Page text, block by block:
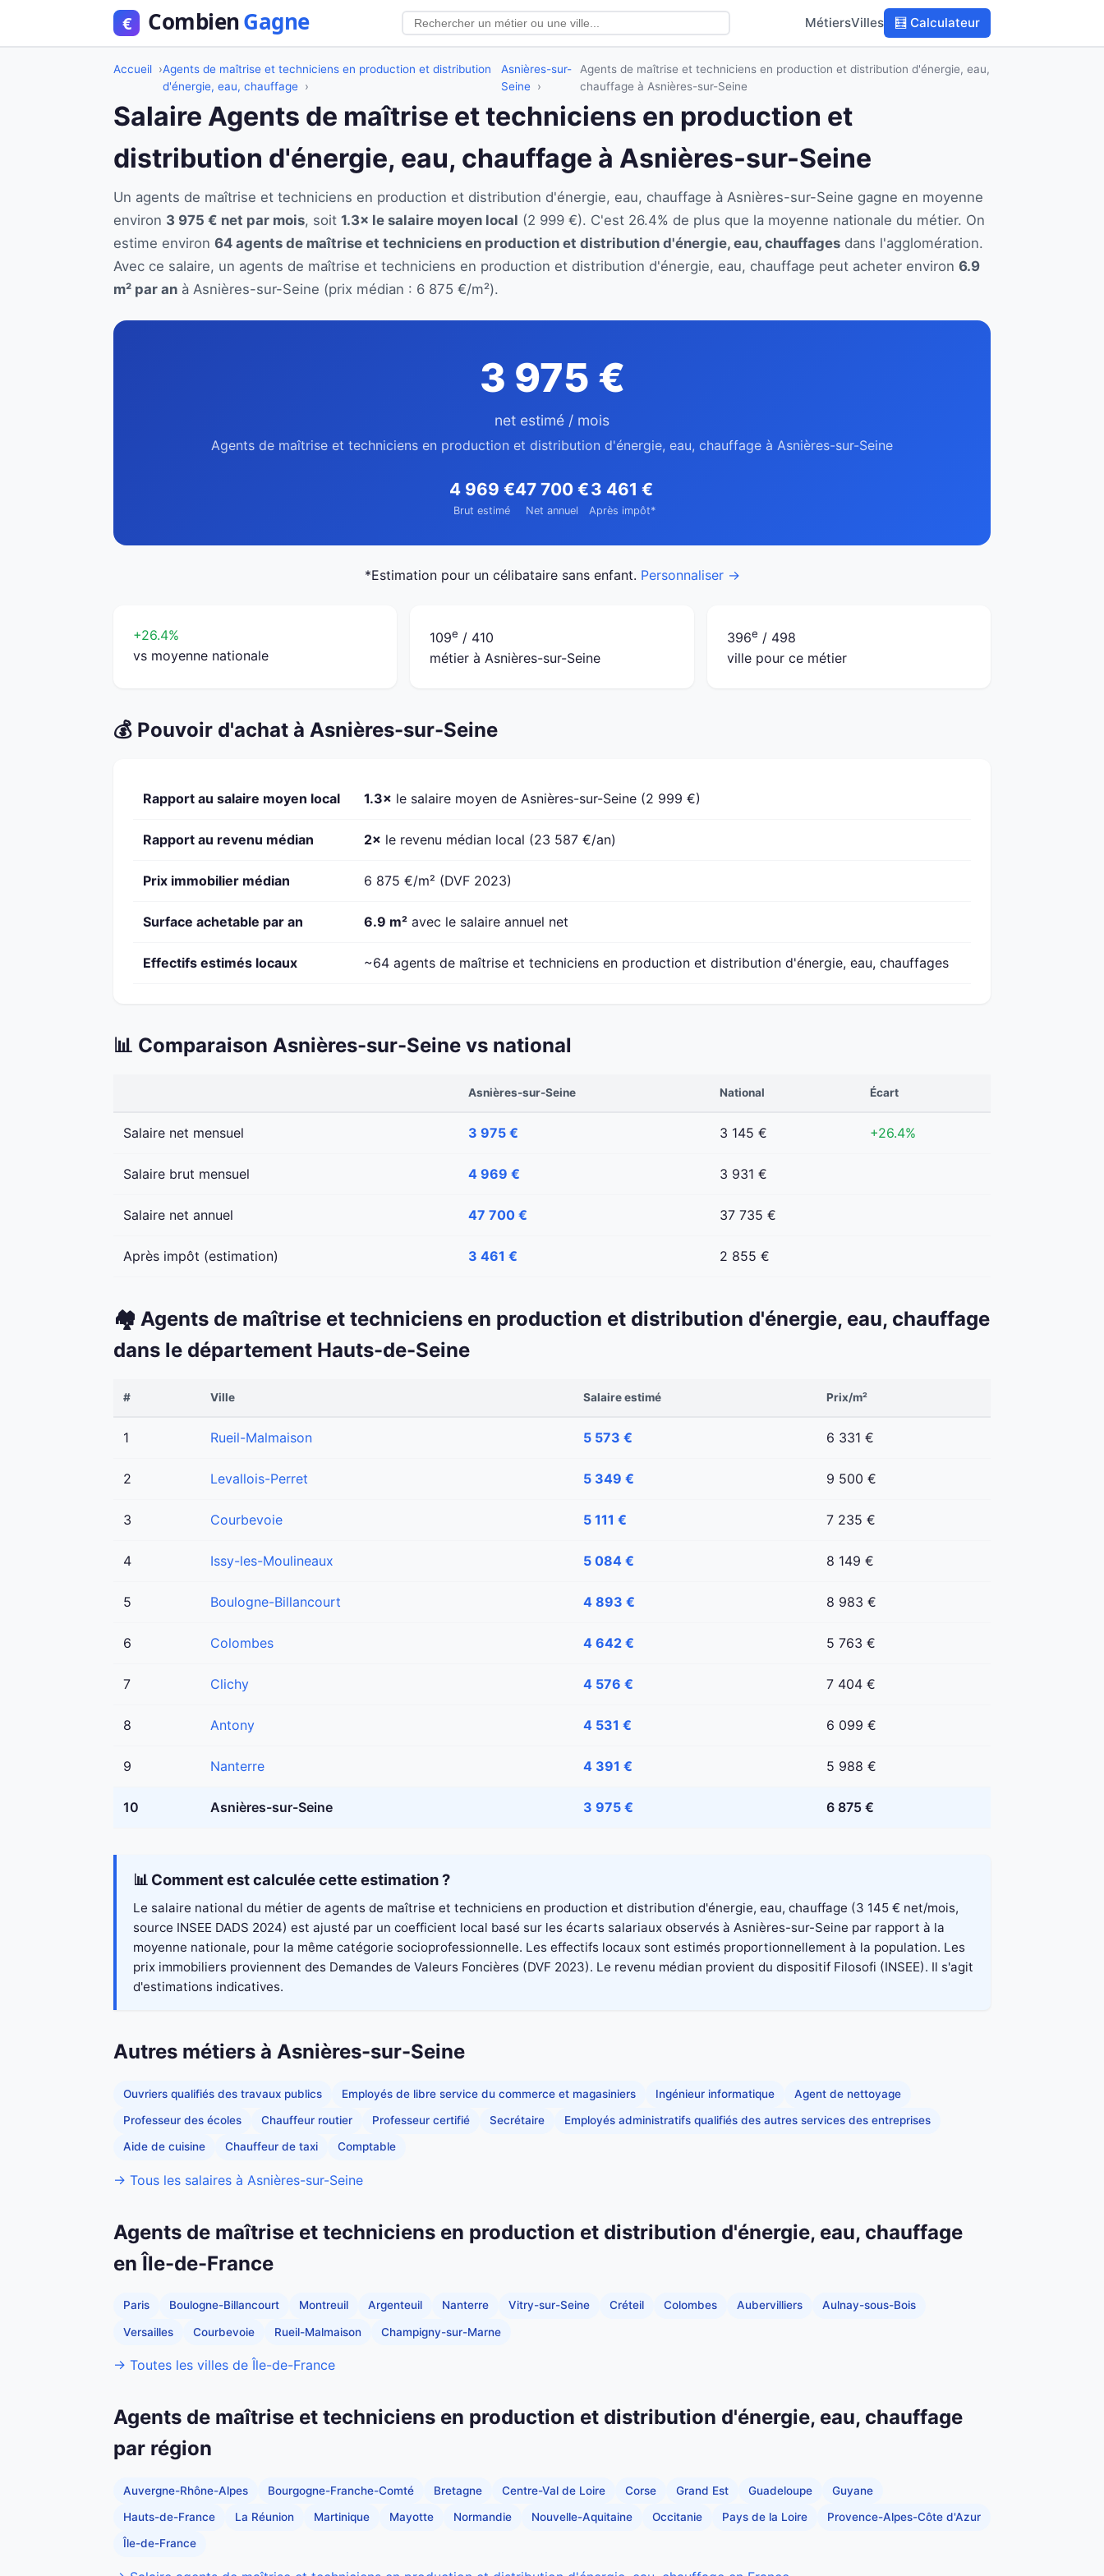
MétiersVilles 🧮 Calculateur
Accueil
Agents de maîtrise et techniciens en production et distribution
d'énergie, eau, chauffage
Asnières-sur-
Seine
Agents de maîtrise et techniciens en production et distribution d'énergie, eau,
chauffage à Asnières-sur-Seine
Salaire Agents de maîtrise et techniciens en production et
distribution d'énergie, eau, chauffage à Asnières-sur-Seine
Un agents de maîtrise et techniciens en production et distribution d'énergie, eau, chauffage à Asnières-sur-Seine gagne en moyenne
environ 3 975 € net par mois, soit 1.3× le salaire moyen local (2 999 €). C'est 26.4% de plus que la moyenne nationale du métier. On
estime environ 64 agents de maîtrise et techniciens en production et distribution d'énergie, eau, chauffages dans l'agglomération.
Avec ce salaire, un agents de maîtrise et techniciens en production et distribution d'énergie, eau, chauffage peut acheter environ 6.9
m² par an à Asnières-sur-Seine (prix médian : 6 875 €/m²).
3 975 €
net estimé / mois
Agents de maîtrise et techniciens en production et distribution d'énergie, eau, chauffage à Asnières-sur-Seine
4 969 €
Brut estimé
47 700 €
Net annuel
3 461 €
Après impôt*
*Estimation pour un célibataire sans enfant. Personnaliser →
+26.4%
vs moyenne nationale
109e / 410
métier à Asnières-sur-Seine
396e / 498
ville pour ce métier
💰 Pouvoir d'achat à Asnières-sur-Seine
Rapport au salaire moyen local 1.3× le salaire moyen de Asnières-sur-Seine (2 999 €)
Rapport au revenu médian 2× le revenu médian local (23 587 €/an)
Prix immobilier médian 6 875 €/m² (DVF 2023)
Surface achetable par an 6.9 m² avec le salaire annuel net
Effectifs estimés locaux ~64 agents de maîtrise et techniciens en production et distribution d'énergie, eau, chauffages
📊 Comparaison Asnières-sur-Seine vs national
Asnières-sur-Seine National Écart
Salaire net mensuel 3 975 € 3 145 € +26.4%
Salaire brut mensuel 4 969 € 3 931 €
Salaire net annuel 47 700 € 37 735 €
Après impôt (estimation) 3 461 € 2 855 €
🏘️ Agents de maîtrise et techniciens en production et distribution d'énergie, eau, chauffage
dans le département Hauts-de-Seine
# Ville Salaire estimé Prix/m²
1 Rueil-Malmaison 5 573 € 6 331 €
2 Levallois-Perret 5 349 € 9 500 €
3 Courbevoie 5 111 € 7 235 €
4 Issy-les-Moulineaux 5 084 € 8 149 €
5 Boulogne-Billancourt 4 893 € 8 983 €
6 Colombes 4 642 € 5 763 €
7 Clichy 4 576 € 7 404 €
8 Antony 4 531 € 6 099 €
9 Nanterre 4 391 € 5 988 €
10 Asnières-sur-Seine 3 975 € 6 875 €
📊 Comment est calculée cette estimation ?
Le salaire national du métier de agents de maîtrise et techniciens en production et distribution d'énergie, eau, chauffage (3 145 € net/mois,
source INSEE DADS 2024) est ajusté par un coefficient local basé sur les écarts salariaux observés à Asnières-sur-Seine par rapport à la
moyenne nationale, pour la même catégorie socioprofessionnelle. Les effectifs locaux sont estimés proportionnellement à la population. Les
prix immobiliers proviennent des Demandes de Valeurs Foncières (DVF 2023). Le revenu médian provient du dispositif Filosofi (INSEE). Il s'agit
d'estimations indicatives.
Autres métiers à Asnières-sur-Seine
Ouvriers qualifiés des travaux publics Employés de libre service du commerce et magasiniers Ingénieur informatique Agent de nettoyage
Professeur des écoles Chauffeur routier Professeur certifié Secrétaire Employés administratifs qualifiés des autres services des entreprises
Aide de cuisine Chauffeur de taxi Comptable
→ Tous les salaires à Asnières-sur-Seine
Agents de maîtrise et techniciens en production et distribution d'énergie, eau, chauffage
en Île-de-France
Paris Boulogne-Billancourt Montreuil Argenteuil Nanterre Vitry-sur-Seine Créteil Colombes Aubervilliers Aulnay-sous-Bois
Versailles Courbevoie Rueil-Malmaison Champigny-sur-Marne
→ Toutes les villes de Île-de-France
Agents de maîtrise et techniciens en production et distribution d'énergie, eau, chauffage
par région
Auvergne-Rhône-Alpes Bourgogne-Franche-Comté Bretagne Centre-Val de Loire Corse Grand Est Guadeloupe Guyane
Hauts-de-France La Réunion Martinique Mayotte Normandie Nouvelle-Aquitaine Occitanie Pays de la Loire Provence-Alpes-Côte d'Azur
Île-de-France